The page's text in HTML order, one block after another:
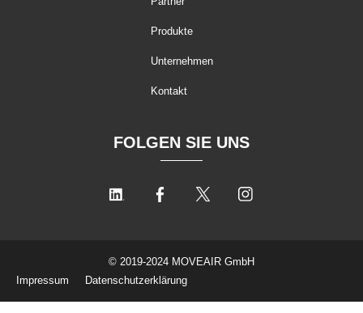
Produkte
Unternehmen
Kontakt
FOLGEN SIE UNS
© 2019-2024 MOVEAIR GmbH
Impressum
Datenschutzerklärung